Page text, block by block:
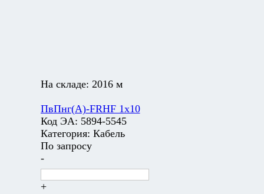
На складе: 2016 м
ПвПнг(А)-FRHF 1х10
Код ЭА: 5894-5545
Категория: Кабель
По запросу
-
+